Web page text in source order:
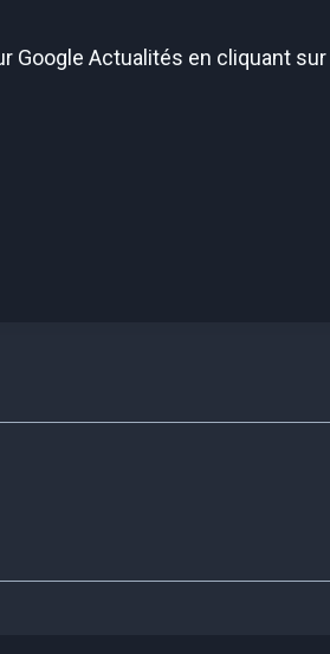
Google Actualités en cliquant sur